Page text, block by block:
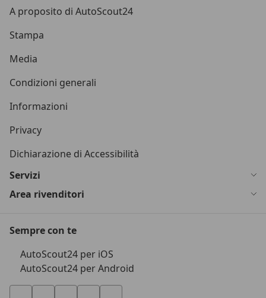
A proposito di AutoScout24
Stampa
Media
Condizioni generali
Informazioni
Privacy
Dichiarazione di Accessibilità
Servizi
Area rivenditori
Sempre con te
AutoScout24 per iOS
AutoScout24 per Android